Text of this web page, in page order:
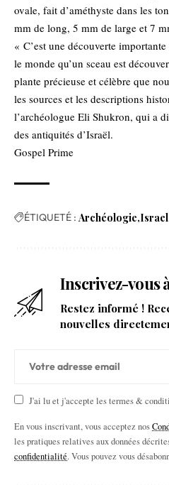
ovale, fait d’améthyste dans les
mm de long, 5 mm de large et 7
« C’est une découverte
le monde qu’un sceau est
plante précieuse et célèbre que
les sources et les descriptions
l’archéologue Eli Shukron, qui a
des antiquités d’Israël.
Gospel Prime
ÉTIQUETÉ : Archéologie Israel
Inscrivez-vous
Restez informé !
nouvelles
J'ai lu et j'accepte les termes &
En vous inscrivant, vous acceptez nos
les pratiques relatives aux données
confidentialité. Vous pouvez vous